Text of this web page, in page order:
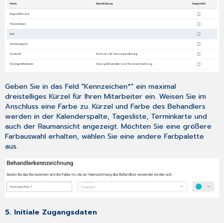
Geben Sie in das Feld "Kennzeichen*" ein maximal
dreistelliges Kürzel für Ihren Mitarbeiter ein. Weisen Sie im
Anschluss eine Farbe zu. Kürzel und Farbe des Behandlers
werden in der Kalenderspalte, Tagesliste, Terminkarte und
auch der Raumansicht angezeigt. Möchten Sie eine größere
Farbauswahl erhalten, wählen Sie eine andere Farbpalette
aus.
5. Initiale Zugangsdaten